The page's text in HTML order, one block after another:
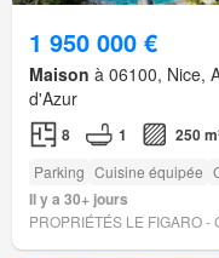
1 950 000 €
Maison à 06100, Nice,
d'Azur
8 1 250
Parking Cuisine équipée
Il y a 30+ jours